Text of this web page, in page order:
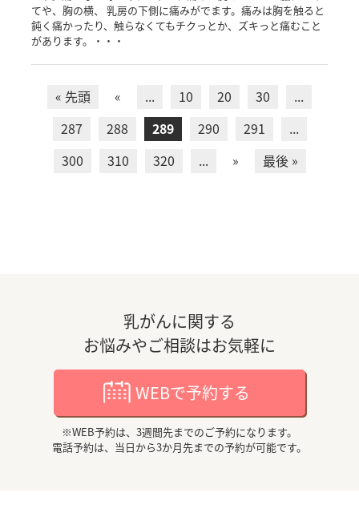
てや、胸の横、 乳房の下側に痛みがでます。痛みは胸を触ると
鈍く痛かったり、触らなくてもチクっとか、ズキっと痛むこと
があります。・・・
« 先頭 « ... 10 20 30
...
287
288 289 290 291
...
300
310 320 ... » 最後 »
ご返答は、ホームページ上で行わせていただき
ます。
ご返答までの期間は決まっておりませんので、予
めご了承ください。
直接質問された方へメールをお送りすることは
致しません。
乳がんに関する
お悩みやご相談はお気軽に
WEBで予約する
※WEB予約は、3週間先までのご予約になります。
電話予約は、当日から3か月先までの予約が可能です。